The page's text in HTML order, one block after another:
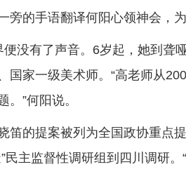
旁的手语翻译何阳心领神会，为
没有了声音。6岁起，她到聋
国家一级美术师。“高老师从
”何阳说。
笛的提案被列为全国政协重点
民主监督性调研组到四川调研